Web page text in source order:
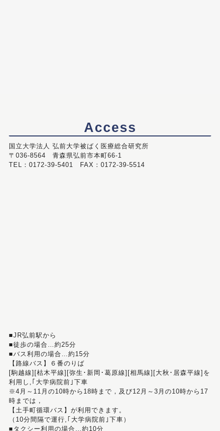
Access
国立大学法人 弘前大学被ばく医療総合研究所
〒036-8564 青森県弘前市本町66-1
TEL：0172-39-5401 FAX：0172-39-5514
■JR弘前駅から
■徒歩の場合…約25分
■バス利用の場合…約15分
【路線バス】６番のりば
[駒越線][枯木平線][弥生･新岡･葛原線][相馬線][大秋･居森平線]を
利用し,｢大学病院前｣下車
※4月～11月の10時から18時まで，及び12月～3月の10時から17
時までは，
【土手町循環バス】が利用できます。
（10分間隔で運行,｢大学病院前｣下車）
■タクシー利用の場合…約10分